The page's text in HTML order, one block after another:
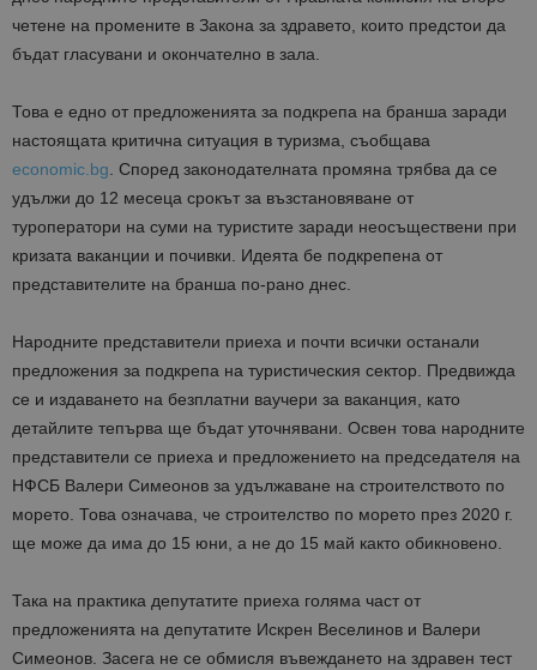
четене на промените в Закона за здравето, които предстои да
бъдат гласувани и окончателно в зала.
Това е едно от предложенията за подкрепа на бранша заради
настоящата критична ситуация в туризма, съобщава
economic.bg. Според законодателната промяна трябва да се
удължи до 12 месеца срокът за възстановяване от
туроператори на суми на туристите заради неосъществени при
кризата ваканции и почивки. Идеята бе подкрепена от
представителите на бранша по-рано днес.
Народните представители приеха и почти всички останали
предложения за подкрепа на туристическия сектор. Предвижда
се и издаването на безплатни ваучери за ваканция, като
детайлите тепърва ще бъдат уточнявани. Освен това народните
представители се приеха и предложението на председателя на
НФСБ Валери Симеонов за удължаване на строителството по
морето. Това означава, че строителство по морето през 2020 г.
ще може да има до 15 юни, а не до 15 май както обикновено.
Така на практика депутатите приеха голяма част от
предложенията на депутатите Искрен Веселинов и Валери
Симеонов. Засега не се обмисля въвеждането на здравен тест